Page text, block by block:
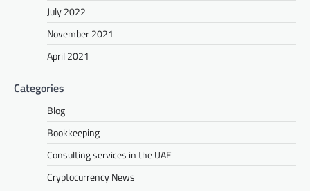
July 2022
November 2021
April 2021
Categories
Blog
Bookkeeping
Consulting services in the UAE
Cryptocurrency News